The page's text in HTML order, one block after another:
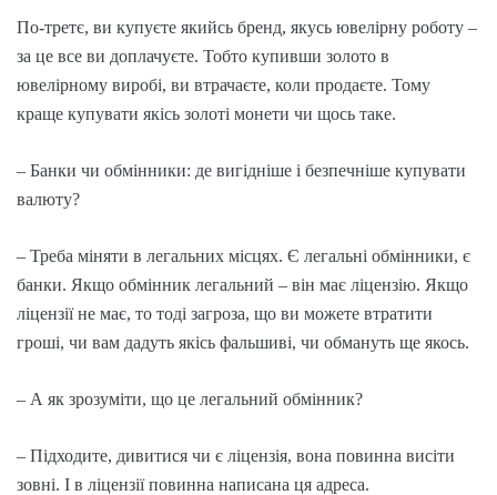
По-третє, ви купуєте якийсь бренд, якусь ювелірну роботу –
за це все ви доплачуєте. Тобто купивши золото в
ювелірному виробі, ви втрачаєте, коли продаєте. Тому
краще купувати якісь золоті монети чи щось таке.
– Банки чи обмінники: де вигідніше і безпечніше купувати
валюту?
– Треба міняти в легальних місцях. Є легальні обмінники, є
банки. Якщо обмінник легальний – він має ліцензію. Якщо
ліцензії не має, то тоді загроза, що ви можете втратити
гроші, чи вам дадуть якісь фальшиві, чи обмануть ще якось.
– А як зрозуміти, що це легальний обмінник?
– Підходите, дивитися чи є ліцензія, вона повинна висіти
зовні. І в ліцензії повинна написана ця адреса.